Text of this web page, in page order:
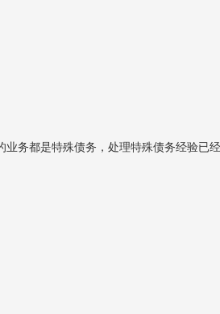
务都是特殊债务，处理特殊债务经验已